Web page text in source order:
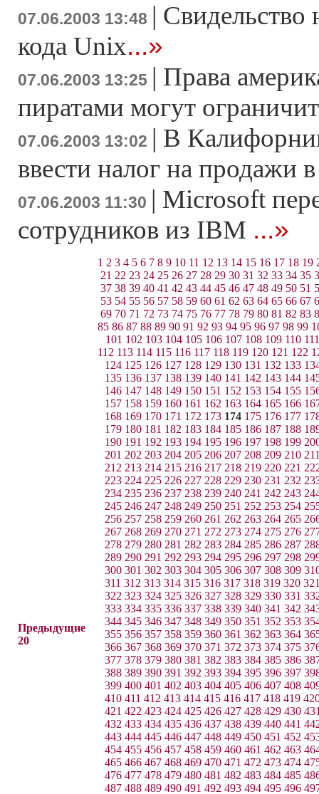
07.06.2003 13:48 | Свидельство
кода Unix...»
07.06.2003 13:25 | Права
пиратами могут
07.06.2003 13:02 | В
ввести налог на продажи
07.06.2003 11:30 | Microsoft
сотрудников из IBM ...»
Предыдущие
20
1 2 3 4 5 6 7 8 9 10 11 12 13 14 15 16 17 18 19
21 22 23 24 25 26 27 28 29 30 31 32 33 34 35
37 38 39 40 41 42 43 44 45 46 47 48 49 50 51
53 54 55 56 57 58 59 60 61 62 63 64 65 66 67
69 70 71 72 73 74 75 76 77 78 79 80 81 82 83
85 86 87 88 89 90 91 92 93 94 95 96 97 98 99
101 102 103 104 105 106 107 108 109 110 111
112 113 114 115 116 117 118 119 120 121 122
124 125 126 127 128 129 130 131 132 133
135 136 137 138 139 140 141 142 143 144
146 147 148 149 150 151 152 153 154 155
157 158 159 160 161 162 163 164 165 166
168 169 170 171 172 173 174 175 176 177
179 180 181 182 183 184 185 186 187 188
190 191 192 193 194 195 196 197 198 199
201 202 203 204 205 206 207 208 209 210
212 213 214 215 216 217 218 219 220 221
223 224 225 226 227 228 229 230 231 232
234 235 236 237 238 239 240 241 242 243
245 246 247 248 249 250 251 252 253 254
256 257 258 259 260 261 262 263 264 265
267 268 269 270 271 272 273 274 275 276
278 279 280 281 282 283 284 285 286 287
289 290 291 292 293 294 295 296 297 298
300 301 302 303 304 305 306 307 308 309
311 312 313 314 315 316 317 318 319 320
322 323 324 325 326 327 328 329 330 331
333 334 335 336 337 338 339 340 341 342
344 345 346 347 348 349 350 351 352 353
355 356 357 358 359 360 361 362 363 364
366 367 368 369 370 371 372 373 374 375
377 378 379 380 381 382 383 384 385 386
388 389 390 391 392 393 394 395 396 397
399 400 401 402 403 404 405 406 407 408
410 411 412 413 414 415 416 417 418 419
421 422 423 424 425 426 427 428 429 430
432 433 434 435 436 437 438 439 440 441
443 444 445 446 447 448 449 450 451 452
454 455 456 457 458 459 460 461 462 463
465 466 467 468 469 470 471 472 473 474
476 477 478 479 480 481 482 483 484 485
487 488 489 490 491 492 493 494 495 496